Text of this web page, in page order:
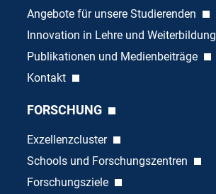
Angebote für unsere Studierenden
Innovation in Lehre und Weiterbildung
Publikationen und Medienbeiträge
Kontakt
FORSCHUNG
Exzellenzcluster
Schools und Forschungszentren
Forschungsziele